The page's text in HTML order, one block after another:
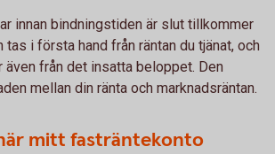
innan bindningstiden är slut tillkommer
i första hand från räntan du tjänat, och
även från det insatta beloppet. Den
mellan din ränta och marknadsräntan.
mitt fasträntekonto